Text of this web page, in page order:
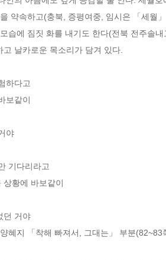
약속하고(충북, 증평여중, 임시은 「세월
습에 짐짓 화를 내기도 한다(전북 전주솔
날카로운 목소리가 담겨 있다.
하다고
보같이
야
기다리라고
상황에 바보같이
던 거야
혜지 「착해 빠져서, 그대는」 부분(82~83